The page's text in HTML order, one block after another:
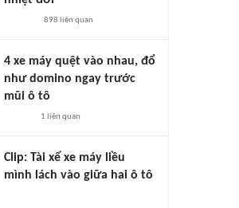
898 liên quan
4 xe máy quệt vào nhau, đổ
như domino ngay trước
mũi ô tô
1 liên quan
Clip: Tài xế xe máy liều
mình lách vào giữa hai ô tô